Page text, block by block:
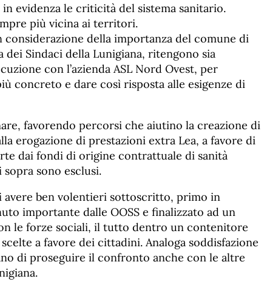
in evidenza le criticità del sistema sanitario.
più vicina ai territori.
considerazione della importanza del comune di
Sindaci della Lunigiana, ritengono sia
con l’azienda ASL Nord Ovest, per
concreto e dare così risposta alle esigenze di
favorendo percorsi che aiutino la creazione di
erogazione di prestazioni extra Lea, a favore di
dai fondi di origine contrattuale di sanità
sono esclusi.
avere ben volentieri sottoscritto, primo in
importante dalle OOSS e finalizzato ad un
le forze sociali, il tutto dentro un contenitore
a favore dei cittadini. Analoga soddisfazione
di proseguire il confronto anche con le altre